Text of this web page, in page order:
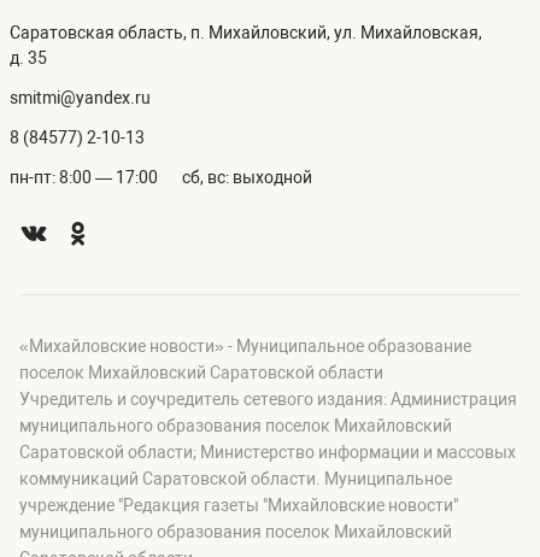
Саратовская область, п. Михайловский, ул. Михайловская,
д. 35
smitmi@yandex.ru
8 (84577) 2-10-13
пн-пт: 8:00 — 17:00 сб, вс: выходной
«Михайловские новости» - Муниципальное образование
поселок Михайловский Саратовской области
Учредитель и соучредитель сетевого издания: Администрация
муниципального образования поселок Михайловский
Саратовской области; Министерство информации и массовых
коммуникаций Саратовской области. Муниципальное
учреждение "Редакция газеты "Михайловские новости"
муниципального образования поселок Михайловский